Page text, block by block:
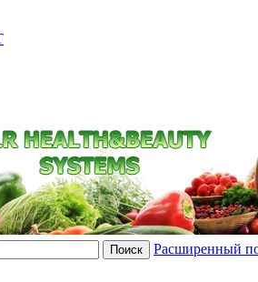
Расширенный